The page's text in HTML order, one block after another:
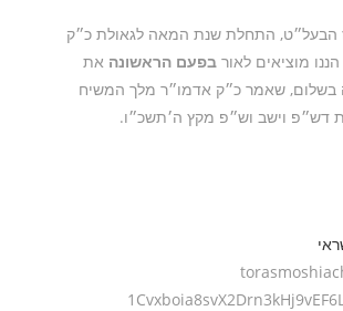
הבעל״ט, התחלת שנת המאה לגאולת כ״ק
מוציאים לאורבפעם הראשונה את
שאמר כ״ק אדמו״ר מלך המשיח
דש״פ וישב וש״פ מקץ ה׳תשכ״ו.